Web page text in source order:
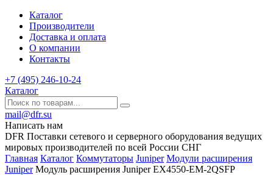
Каталог
Производители
Доставка и оплата
О компании
Контакты
+7 (495) 246-10-24
Каталог
mail@dfr.su
Написать нам
DFR Поставки сетевого и серверного оборудования ведущих
мировых производителей по всей России СНГ
Главная Каталог Коммутаторы Juniper Модули расширения
Juniper Модуль расширения Juniper EX4550-EM-2QSFP